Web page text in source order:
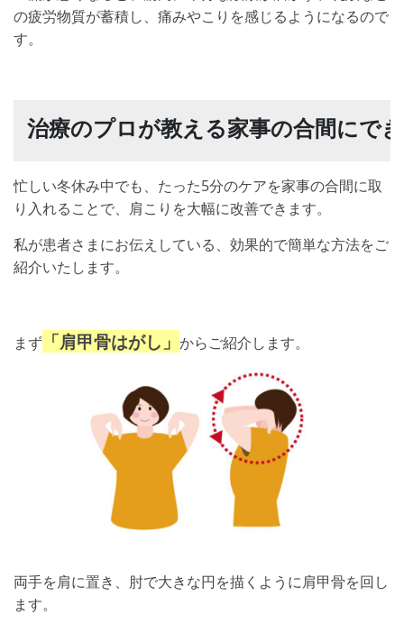
の疲労物質が蓄積し、痛みやこりを感じるようになるので
す。
治療のプロが教える家事の合間にで
忙しい冬休み中でも、たった5分のケアを家事の合間に取
り入れることで、肩こりを大幅に改善できます。
私が患者さまにお伝えしている、効果的で簡単な方法をご
紹介いたします。
まず 「肩甲骨はがし」 からご紹介します。
両手を肩に置き、肘で大きな円を描くように肩甲骨を回し
ます。